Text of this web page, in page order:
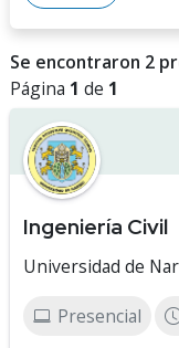
Se encontraron 2
Página 1 de 1
Ingeniería Civil
Universidad de
Presencial